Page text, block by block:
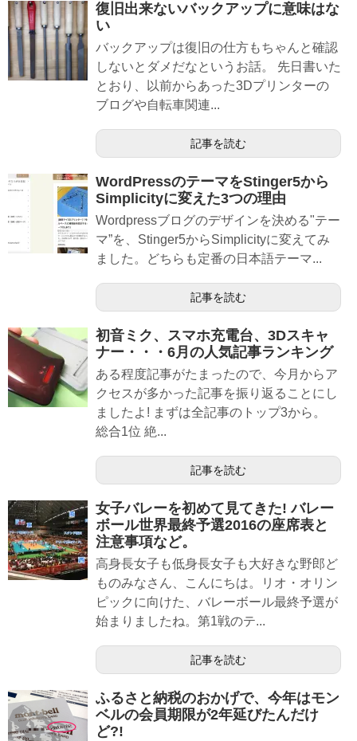
復旧出来ないバックアップに意味はな
い
バックアップは復旧の仕方もちゃんと確認
しないとダメだなというお話。 先日書いた
とおり、以前からあった3Dプリンターの
ブログや自転車関連...
記事を読む
WordPressのテーマをStinger5から
Simplicityに変えた3つの理由
Wordpressブログのデザインを決める"テー
マ”を、Stinger5からSimplicityに変えてみ
ました。どちらも定番の日本語テーマ...
記事を読む
初音ミク、スマホ充電台、3Dスキャ
ナー・・・6月の人気記事ランキング
ある程度記事がたまったので、今月からア
クセスが多かった記事を振り返ることにし
ましたよ! まずは全記事のトップ3から。
総合1位 絶...
記事を読む
女子バレーを初めて見てきた! バレー
ボール世界最終予選2016の座席表と
注意事項など。
高身長女子も低身長女子も大好きな野郎ど
ものみなさん、こんにちは。リオ・オリン
ピックに向けた、バレーボール最終予選が
始まりましたね。第1戦のテ...
記事を読む
ふるさと納税のおかげで、今年はモン
ベルの会員期限が2年延びたんだけ
ど?!